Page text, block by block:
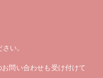
い。
問い合わせも受け付けて